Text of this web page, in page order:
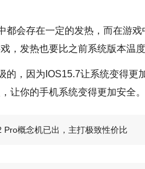
都会存在一定的发热，而在游
，发热也要比之前系统版本温
的，因为IOS15.7让系统变得
让你的手机系统变得更加安全。
Pro概念机已出，主打极致性价比